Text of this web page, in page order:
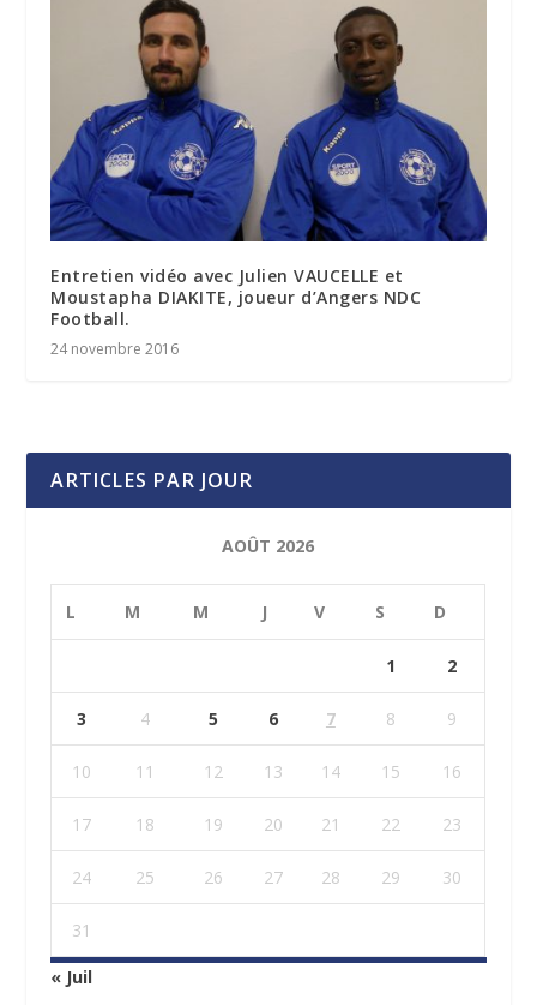
Entretien vidéo avec Julien VAUCELLE et
Moustapha DIAKITE, joueur d’Angers NDC
Football.
24 novembre 2016
ARTICLES PAR JOUR
AOÛT 2026
L M M J V S D
1 2
3 4 5 6 7 8 9
10 11 12 13 14 15 16
17 18 19 20 21 22 23
24 25 26 27 28 29 30
31
« Juil